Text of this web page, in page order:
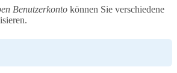
Benutzerkonto können Sie verschiedene